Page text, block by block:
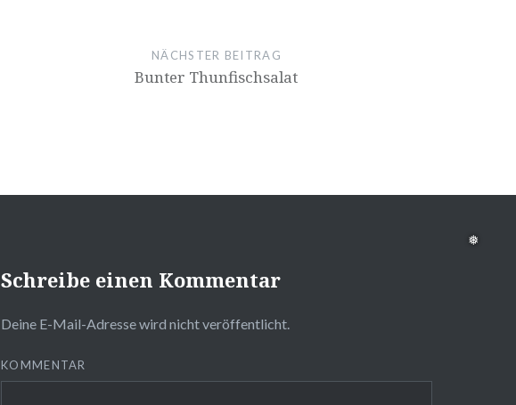
NÄCHSTER BEITRAG
Bunter Thunfischsalat
Schreibe einen Kommentar
Deine E-Mail-Adresse wird nicht veröffentlicht.
KOMMENTAR